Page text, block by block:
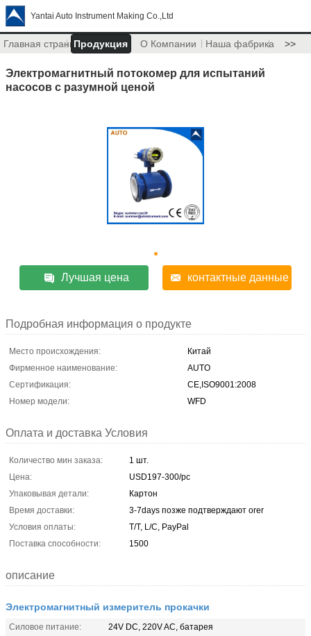
Yantai Auto Instrument Making Co.,Ltd
Главная страницаПродукция О Компании Наша фабрика >>
Электромагнитный потокомер для испытаний
насосов с разумной ценой
Лучшая цена контактные данные
Подробная информация о продукте
Место происхождения:
Китай
Фирменное наименование:
AUTO
Сертификация:
CE,ISO9001:2008
Номер модели:
WFD
Оплата и доставка Условия
Количество мин заказа:
1 шт.
Цена:
USD197-300/pc
Упаковывая детали:
Картон
Время доставки:
3-7days позже подтверждают orer
Условия оплаты:
T/T, L/C, PayPal
Поставка способности:
1500
описание
Электромагнитный измеритель прокачки
Силовое питание:
24V DC, 220V AC, батарея